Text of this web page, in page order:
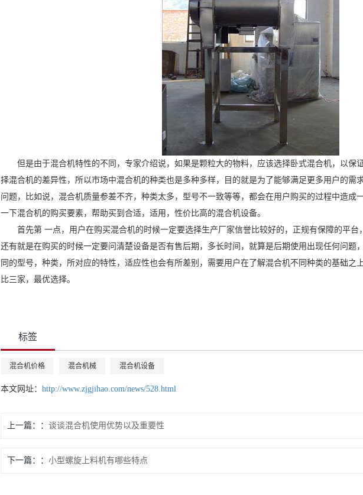
但是由于混合机特性的不同，专家介绍说，如果是颗粒大的物料，应该选择卧式混合机，以保
择混合机的差异性，所以市场中混合机的种类也是多种多样，目的就是为了能够满足更多用户的需
问题，比如说，混合机质量参差不齐，种类太多，型号不一致等等，都会在用户购买的过程中造成
一下混合机的购买要素，帮助买到合适，适用，性价比高的混合机设备。
首先第 一点，用户在购买混合机的时候一定要选择生产厂家信誉比较好的，正规有保障的平台
还有就是在购买的时候一定要问清楚设备是否有售后期，多长时间，就算是后期使用出现任何问题
同的型号，种类，所对应的特性，适应性也会有所差别，需要用户在了解混合机不同种类的基础之
比三家，最优选择。
标签
混合机价格 混合机械 混合机设备
本文网址： http://www.zjgjihao.com/news/528.html
上一篇： 谈谈混合机使用优势以及重要性
下一篇： 小型螺旋上料机有哪些特点